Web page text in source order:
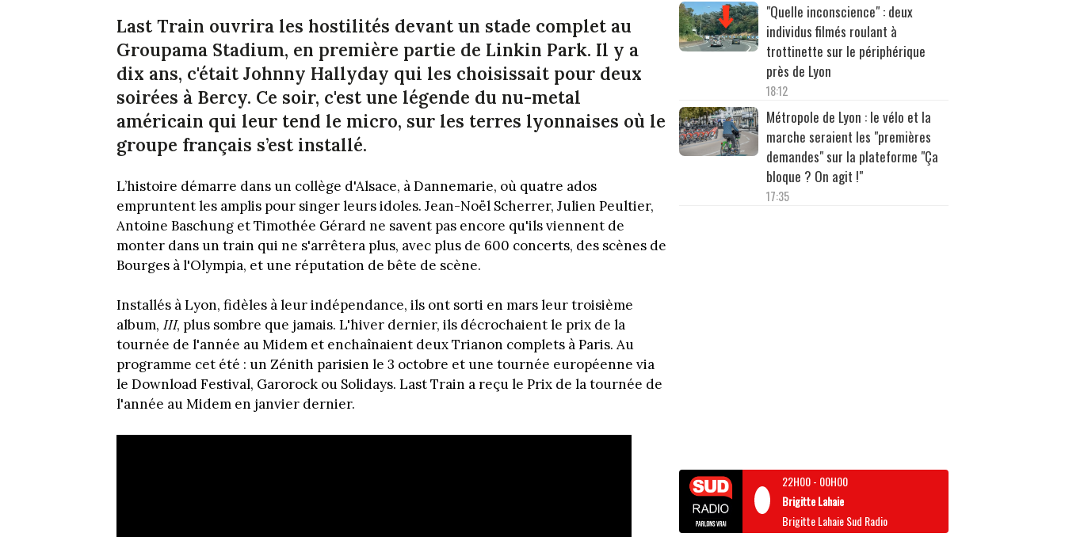
Last Train ouvrira les hostilités devant un stade complet au
Groupama Stadium, en première partie de Linkin Park. Il y a
dix ans, c'était Johnny Hallyday qui les choisissait pour deux
soirées à Bercy. Ce soir, c'est une légende du nu-metal
américain qui leur tend le micro, sur les terres lyonnaises où le
groupe français s’est installé.
L’histoire démarre dans un collège d'Alsace, à Dannemarie, où quatre ados
empruntent les amplis pour singer leurs idoles. Jean-Noël Scherrer, Julien Peultier,
Antoine Baschung et Timothée Gérard ne savent pas encore qu'ils viennent de
monter dans un train qui ne s'arrêtera plus, avec plus de 600 concerts, des scènes de
Bourges à l'Olympia, et une réputation de bête de scène.
Installés à Lyon, fidèles à leur indépendance, ils ont sorti en mars leur troisième
album, III, plus sombre que jamais. L'hiver dernier, ils décrochaient le prix de la
tournée de l'année au Midem et enchaînaient deux Trianon complets à Paris. Au
programme cet été : un Zénith parisien le 3 octobre et une tournée européenne via
le Download Festival, Garorock ou Solidays. Last Train a reçu le Prix de la tournée de
l'année au Midem en janvier dernier.
"Quelle inconscience" : deux
individus filmés roulant à
trottinette sur le périphérique
près de Lyon
18:12
Métropole de Lyon : le vélo et la
marche seraient les "premières
demandes" sur la plateforme "Ça
bloque ? On agit !"
17:35
22H00- 00H00
Brigitte Lahaie
Brigitte Lahaie Sud Radio